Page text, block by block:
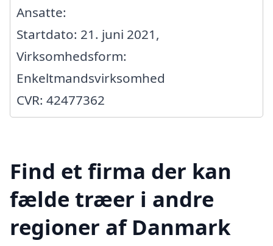
Ansatte:
Startdato: 21. juni 2021,
Virksomhedsform:
Enkeltmandsvirksomhed
CVR: 42477362
Find et firma der kan
fælde træer i andre
regioner af Danmark